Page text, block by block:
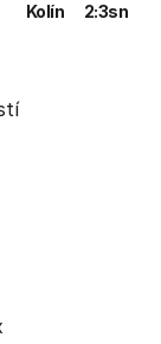
Kolín 2:3sn